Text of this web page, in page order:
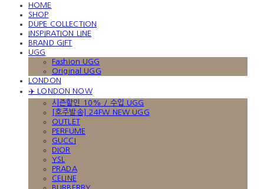
HOME
SHOP
DUPE COLLECTION
INSPIRATION LINE
BRAND GIFT
UGG
Fashion UGG
Original UGG
LONDON
✈️ LONDON NOW
시즌할인 10% / 수입 UGG
[호주발송] 24FW NEW UGG
OUTLET
PERFUME
GUCCI
DIOR
YSL
PRADA
CELINE